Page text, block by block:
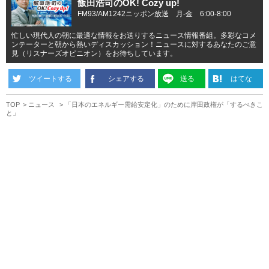
飯田浩司のOK! Cozy up!
FM93/AM1242ニッポン放送 月-金 6:00-8:00
忙しい現代人の朝に最適な情報をお送りするニュース情報番組。多彩なコメ
ンテーターと朝から熱いディスカッション！ニュースに対するあなたのご意
見（リスナーズオピニオン）をお待ちしています。
ツイートする シェアする 送る はてな
TOP ニュース
「日本のエネルギー需給安定化」のために岸田政権が「するべきこ
と」